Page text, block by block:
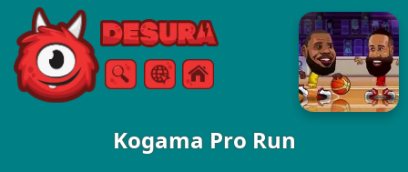
Free Online Games
Sök Meny
Kogama Pro Run